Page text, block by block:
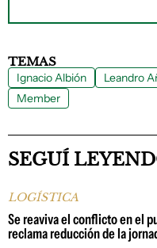
TEMAS
Ignacio Albión Leandro
Member
SEGUÍ
LOGÍSTICA
Se reaviva el conflicto en el
reclama reducción de la